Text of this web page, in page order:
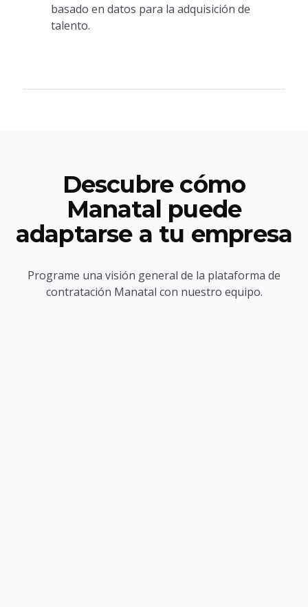
basado en datos para la adquisición de
talento.
Descubre cómo
Manatal puede
adaptarse a tu empresa
Programe una visión general de la plataforma de
contratación Manatal con nuestro equipo.